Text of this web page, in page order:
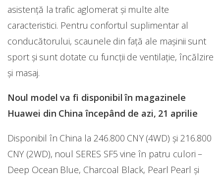
asistență la trafic aglomerat și multe alte
caracteristici. Pentru confortul suplimentar al
conducătorului, scaunele din față ale mașinii sunt
sport și sunt dotate cu funcții de ventilație, încălzire
și masaj.
Noul model va fi disponibil în magazinele
Huawei din China începând de azi, 21 aprilie
Disponibil în China la 246.800 CNY (4WD) și 216.800
CNY (2WD), noul SERES SF5 vine în patru culori –
Deep Ocean Blue, Charcoal Black, Pearl Pearl și